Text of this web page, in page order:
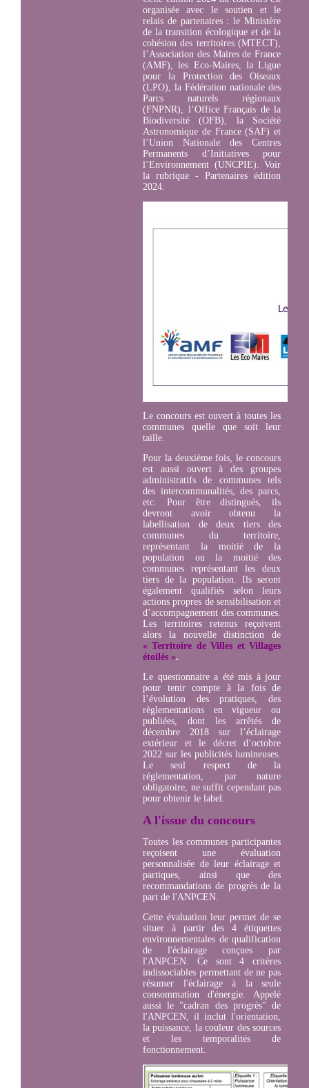
organisée avec le soutien et le
relais de partenaires : le Ministère
de la transition écologique et de la
cohésion des territoires (MTECT),
l’Association des Maires de France
(AMF), les Eco-Maires, la Ligue
pour la Protection des Oiseaux
(LPO), la Fédération nationale des
Parcs naturels régionaux
(FNPNR), l’Office Français de la
Biodiversité (OFB), la Société
Astronomique de France (SAF) et
l’Union Nationale des Centres
Permanents d’Initiatives pour
l’Environnement (UNCPIE). Voir
la rubrique - Partenaires édition
2024.
Le concours est ouvert à toutes les
communes quelle que soit leur
taille.
Pour la deuxième fois, le concours
est aussi ouvert à des groupes
administratifs de communes tels
des intercommunalités, des parcs,
etc. Pour être distingués, ils
devront avoir obtenu la
labellisation de deux tiers des
communes du territoire,
représentant la moitié de la
population ou la moitié des
communes représentant les deux
tiers de la population. Ils seront
également qualifiés selon leurs
actions propres de sensibilisation et
d’accompagnement des communes.
Les territoires retenus reçoivent
alors la nouvelle distinction de
« Territoire de Villes et Villages
étoilés ».
Le questionnaire a été mis à jour
pour tenir compte à la fois de
l’évolution des pratiques, des
règlementations en vigueur ou
publiées, dont les arrêtés de
décembre 2018 sur l’éclairage
extérieur et le décret d’octobre
2022 sur les publicités lumineuses.
Le seul respect de la
réglementation, par nature
obligatoire, ne suffit cependant pas
pour obtenir le label.
A l'issue du concours
Toutes les communes participantes
reçoisent une évaluation
personnalisée de leur éclairage et
partiques, ainsi que des
recommandations de progrès de la
part de l'ANPCEN.
Cette évaluation leur permet de se
situer à partir des 4 étiquettes
environnementales de qualification
de l'éclairage conçues par
l'ANPCEN. Ce sont 4 critères
indissociables permettant de ne pas
résumer l'éclairage à la seule
consommation d'énergie. Appelé
aussi le "cadran des progrès" de
l'ANPCEN, il inclut l'orientation,
la puissance, la couleur des sources
et les temporalités de
fonctionnement.